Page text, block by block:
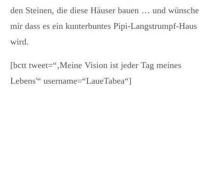
den Steinen, die diese Häuser bauen … und wünsche
mir dass es ein kunterbuntes Pipi-Langstrumpf-Haus
wird.
[bctt tweet=“‚Meine Vision ist jeder Tag meines
Lebens'“ username=“LaueTabea“]